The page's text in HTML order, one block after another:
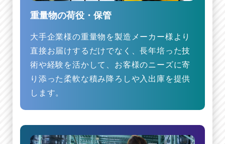
重量物の荷役・保管
大手企業様の重量物を製造メーカー様より
直接お届けするだけでなく、長年培った技
術や経験を活かして、お客様のニーズに寄
り添った柔軟な積み降ろしや入出庫を提供
します。